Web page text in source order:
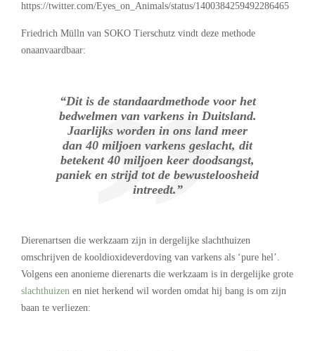
https://twitter.com/Eyes_on_Animals/status/1400384259492286465
Friedrich Mülln van SOKO Tierschutz vindt deze methode
onaanvaardbaar:
“Dit is de standaardmethode voor het
bedwelmen van varkens in Duitsland.
Jaarlijks worden in ons land meer
dan 40 miljoen varkens geslacht, dit
betekent 40 miljoen keer doodsangst,
paniek en strijd tot de bewusteloosheid
intreedt.”
Dierenartsen die werkzaam zijn in dergelijke slachthuizen
omschrijven de kooldioxideverdoving van varkens als ‘pure hel’.
Volgens een anonieme dierenarts die werkzaam is in dergelijke grote
slachthuizen en niet herkend wil worden omdat hij bang is om zijn
baan te verliezen: